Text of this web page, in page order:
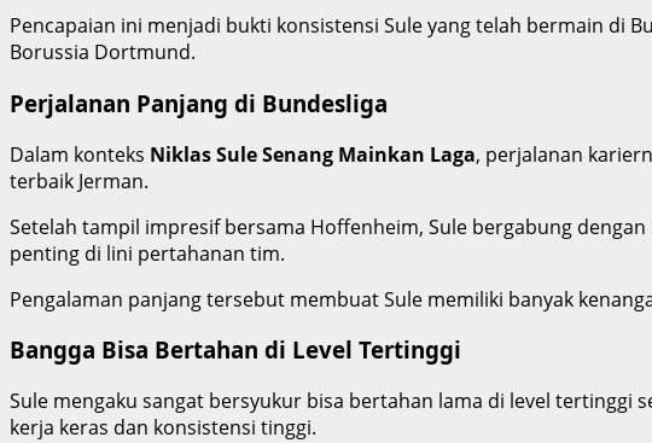
Pencapaian ini menjadi bukti konsistensi Sule yang telah bermain di
Borussia Dortmund.
Perjalanan Panjang di Bundesliga
Dalam konteks Niklas Sule Senang Mainkan Laga, perjalanan
terbaik Jerman.
Setelah tampil impresif bersama Hoffenheim, Sule bergabung
penting di lini pertahanan tim.
Pengalaman panjang tersebut membuat Sule memiliki banyak
Bangga Bisa Bertahan di Level Tertinggi
Sule mengaku sangat bersyukur bisa bertahan lama di level tertinggi
kerja keras dan konsistensi tinggi.